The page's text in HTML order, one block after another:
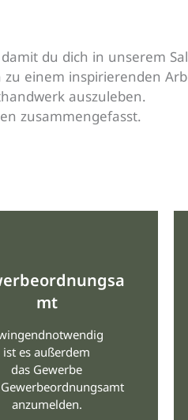
du dich in unserem
einem inspirierenden
auszuleben.
zusammengefasst.
mt
ist es außerdem
das Gewerbe
anzumelden.